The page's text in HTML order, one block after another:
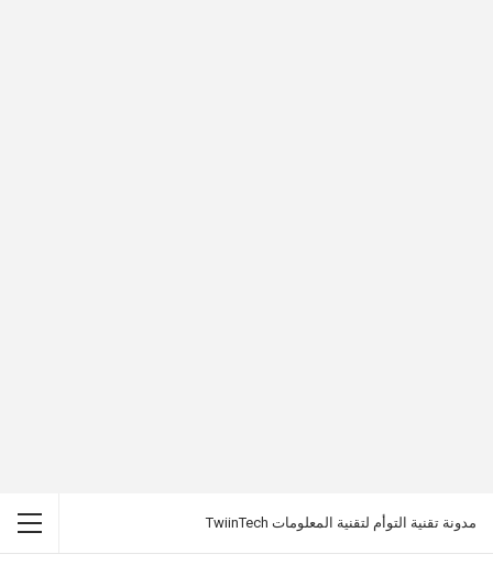
مدونة تقنية التوأم لتقنية المعلومات TwiinTech